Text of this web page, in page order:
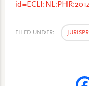
FILED UNDER: